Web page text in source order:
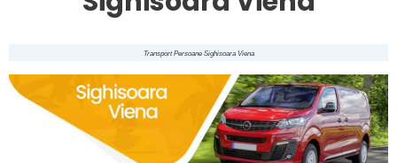
Transport Persoane Sighisoara Viena